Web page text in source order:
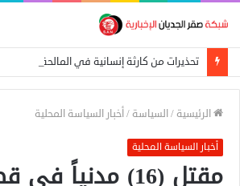
الرئيسية /السياسة /أخبار السياسة المحلية
أخبار السياسة المحلية
مقتل (16) مدنياً